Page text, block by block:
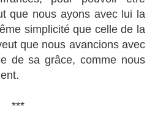
que nous ayons avec lui la
simplicité que celle de la
que nous avancions avec
de sa grâce, comme nous
***